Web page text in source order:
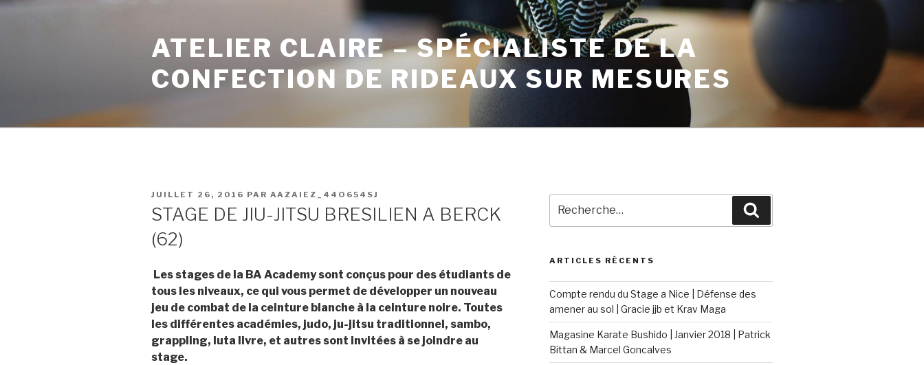
ATELIER CLAIRE – SPÉCIALISTE DE LA
CONFECTION DE RIDEAUX SUR MESURES
JUILLET 26, 2016 PAR AAZAIEZ_44O654SJ
STAGE DE JIU-JITSU BRESILIEN A BERCK
(62)
Les stages de la BA Academy sont conçus pour des étudiants de
tous les niveaux, ce qui vous permet de développer un nouveau
jeu de combat de la ceinture blanche à la ceinture noire. Toutes
les différentes académies, judo, ju-jitsu traditionnel, sambo,
grappling, luta livre, et autres sont invitées à se joindre au
stage.
ARTICLES RÉCENTS
Compte rendu du Stage a Nice | Défense des
amener au sol | Gracie jjb et Krav Maga
Magasine Karate Bushido | Janvier 2018 | Patrick
Bittan & Marcel Goncalves